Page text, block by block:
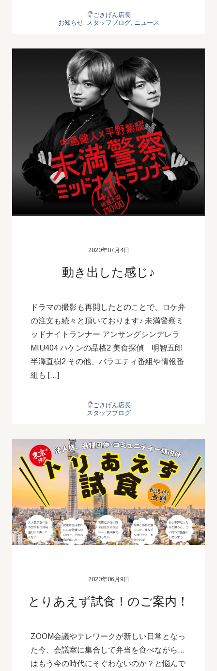
ごきげん店長
お知らせ, スタッフブログ, ニュース
2020年07月4日
動き出した感じ♪
ドラマの撮影も再開したとのことで、ロケ弁
の注文も続々と頂いております♪ 未満警察ミ
ッドナイトランナー アンサングシンデレラ
MIU404 ハケンの品格2 美食探偵 明智五郎
半澤直樹2 その他、バラエティ番組や情報番
組も […]
ごきげん店長
スタッフブログ
2020年06月9日
とりあえず試食！のご案内！
ZOOM会議やテレワークが新しい日常となっ
た今、会議室に集合して弁当を食べながら…
はもう今の時代にそぐわないのか？と悩んで